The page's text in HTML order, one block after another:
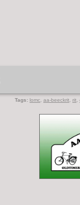
Tags: lomc aa-beeckrit rit